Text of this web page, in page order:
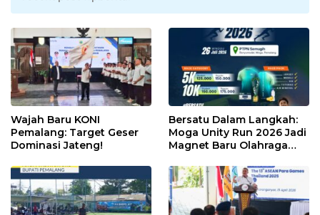
Wajah Baru KONI
Pemalang: Target Geser
Dominasi Jateng!
Bersatu Dalam Langkah:
Moga Unity Run 2026 Jadi
Magnet Baru Olahraga